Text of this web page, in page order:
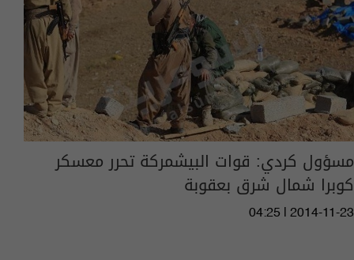
مسؤول كردي: قوات البيشمركة تحرر معسكر
كوبرا شمال شرق بعقوبة
04:25 | 2014-11-23